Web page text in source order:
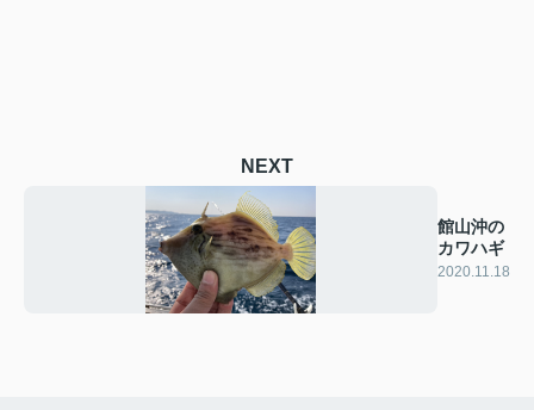
NEXT
館山沖の
カワハギ
2020.11.18